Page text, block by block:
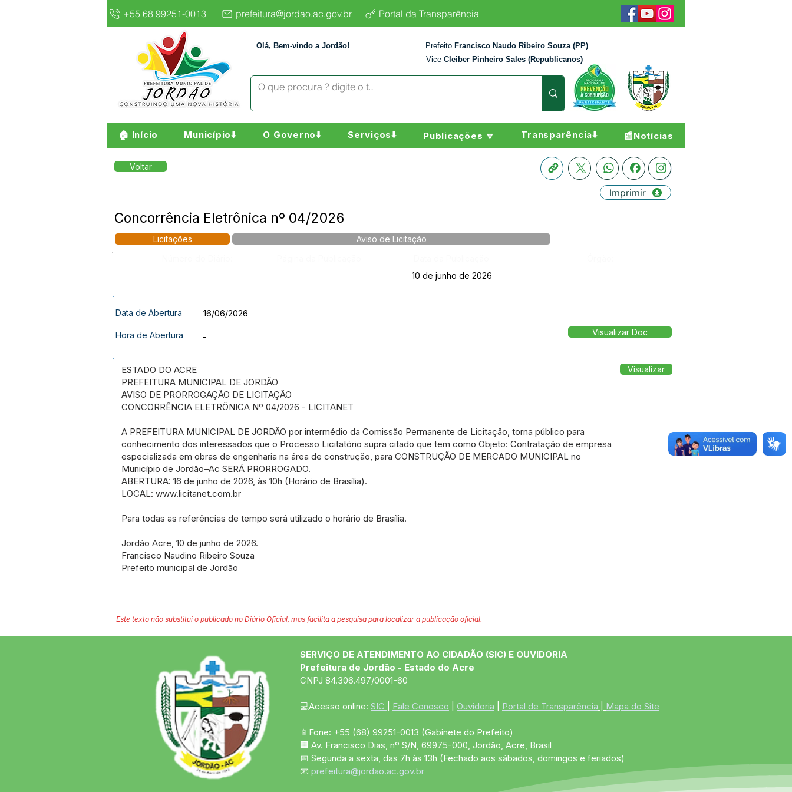
+55 68 99251-0013 prefeitura@jordao.ac.gov.br Portal da Transparência
Olá, Bem-vindo a Jordão! Prefeito Francisco Naudo Ribeiro Souza (PP)
Vice Cleiber Pinheiro Sales (Republicanos)
🏠 Início Município⬇️ O Governo⬇️ Serviços⬇️ Publicações 🔽 Transparência⬇️ 📰Notícias
Voltar
Imprimir
Concorrência Eletrônica nº 04/2026
Licitações
Aviso de Licitação
10 de junho de 2026
Data de Abertura 16/06/2026
Hora de Abertura - Visualizar Doc
ESTADO DO ACRE
PREFEITURA MUNICIPAL DE JORDÃO
AVISO DE PRORROGAÇÃO DE LICITAÇÃO
CONCORRÊNCIA ELETRÔNICA Nº 04/2026 - LICITANET
A PREFEITURA MUNICIPAL DE JORDÃO por intermédio da Comissão Permanente de Licitação, torna público para
conhecimento dos interessados que o Processo Licitatório supra citado que tem como Objeto: Contratação de empresa
especializada em obras de engenharia na área de construção, para CONSTRUÇÃO DE MERCADO MUNICIPAL no
Município de Jordão–Ac SERÁ PRORROGADO.
ABERTURA: 16 de junho de 2026, às 10h (Horário de Brasília).
LOCAL: www.licitanet.com.br
Para todas as referências de tempo será utilizado o horário de Brasília.
Jordão Acre, 10 de junho de 2026.
Francisco Naudino Ribeiro Souza
Prefeito municipal de Jordão
Visualizar
Este texto não substitui o publicado no Diário Oficial, mas facilita a pesquisa para localizar a publicação oficial.
SERVIÇO DE ATENDIMENTO AO CIDADÃO (SIC) E OUVIDORIA
Prefeitura de Jordão - Estado do Acre
CNPJ 84.306.497/0001-60
💻Acesso online: SIC Fale Conosco Ouvidoria Portal de Transparência Mapa do Site
📱Fone: +55 (68) 99251-0013 (Gabinete do Prefeito)
🏢 Av. Francisco Dias, nº S/N, 69975-000, Jordão, Acre, Brasil
📅 Segunda a sexta, das 7h às 13h (Fechado aos sábados, domingos e feriados)
📧 prefeitura@jordao.ac.gov.br